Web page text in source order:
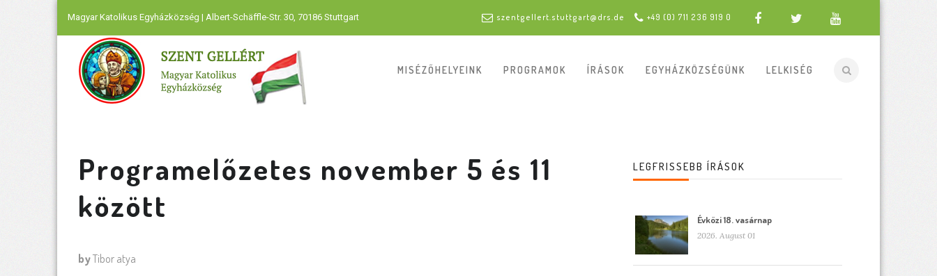
Magyar Katolikus Egyházközség | Albert-Schäffle-Str. 30, 70186 Stuttgart szentgellert.stuttgart@drs.de +49 (0) 711 236 919 0
MISÉZŐHELYEINK PROGRAMOK ÍRÁSOK EGYHÁZKÖZSÉGÜNK LELKISÉG
Programelőzetes november 5 és 11
között
byTibor atya
LEGFRISSEBB ÍRÁSOK
Évközi 18. vasárnap
2026. August 01